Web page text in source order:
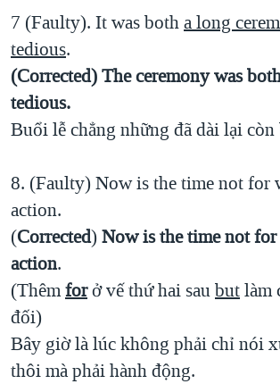
7 (Faulty). It was botha long
tedious.
(Corrected)The ceremony was
tedious.
Buổi lễ chẳng những đã dài lại còn
8. (Faulty) Now is the time not for
action.
(Corrected)Now is the time not
action.
(Thêmforở vế thứ hai saubutlàm
đối)
Bây giờ là lúc không phải chỉ nói
thôi mà phải hành động.